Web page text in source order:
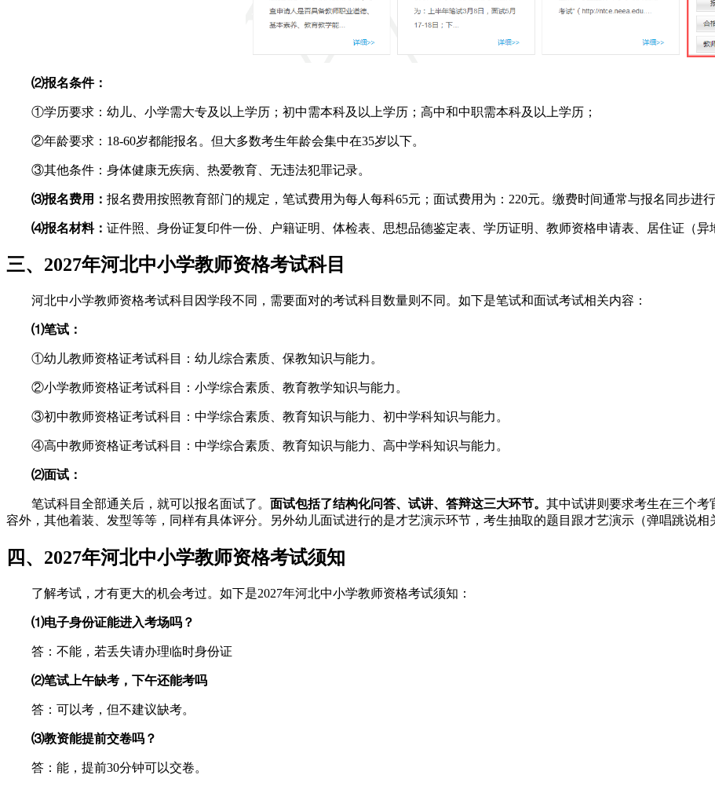
⑵报名条件：
①学历要求：幼儿、小学需大专及以上学历；初中需本科及以上学历；高中和中职需本科及以上学历；
②年龄要求：18-60岁都能报名。但大多数考生年龄会集中在35岁以下。
③其他条件：身体健康无疾病、热爱教育、无违法犯罪记录。
⑶报名费用： 报名费用按照教育部门的规定，笔试费用为每人每科65元；面试费用为：220元。缴费时间通常与报名同步进
⑷报名材料： 证件照、身份证复印件一份、户籍证明、体检表、思想品德鉴定表、学历证明、教师资格申请表、居住证（异
三、2027年河北中小学教师资格考试科目
河北中小学教师资格考试科目因学段不同，需要面对的考试科目数量则不同。如下是笔试和面试考试相关内容：
⑴笔试：
①幼儿教师资格证考试科目：幼儿综合素质、保教知识与能力。
②小学教师资格证考试科目：小学综合素质、教育教学知识与能力。
③初中教师资格证考试科目：中学综合素质、教育知识与能力、初中学科知识与能力。
④高中教师资格证考试科目：中学综合素质、教育知识与能力、高中学科知识与能力。
⑵面试：
笔试科目全部通关后，就可以报名面试了。 面试包括了结构化问答、试讲、答辩这三大环节。 其中试讲则要求考生在三个考
容外，其他着装、发型等等，同样有具体评分。另外幼儿面试进行的是才艺演示环节，考生抽取的题目跟才艺演示（弹唱跳说相
四、2027年河北中小学教师资格考试须知
了解考试，才有更大的机会考过。如下是2027年河北中小学教师资格考试须知：
⑴电子身份证能进入考场吗？
答：不能，若丢失请办理临时身份证
⑵笔试上午缺考，下午还能考吗
答：可以考，但不建议缺考。
⑶教资能提前交卷吗？
答：能，提前30分钟可以交卷。